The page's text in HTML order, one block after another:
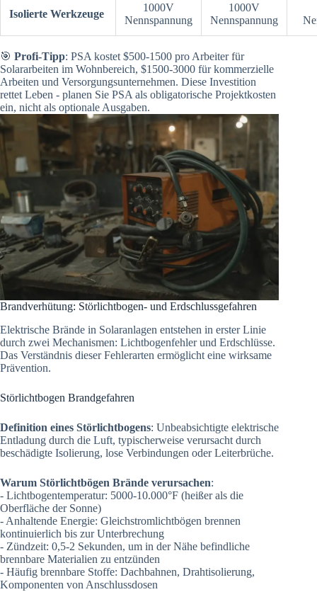
Isolierte Werkzeuge
1000V
Nennspannung
1000V
Nennspannung
🎯 Profi-Tipp: PSA kostet $500-1500 pro Arbeiter für
Solararbeiten im Wohnbereich, $1500-3000 für kommerzielle
Arbeiten und Versorgungsunternehmen. Diese Investition
rettet Leben - planen Sie PSA als obligatorische Projektkosten
ein, nicht als optionale Ausgaben.
Brandverhütung: Störlichtbogen- und Erdschlussgefahren
Elektrische Brände in Solaranlagen entstehen in erster Linie
durch zwei Mechanismen: Lichtbogenfehler und Erdschlüsse.
Das Verständnis dieser Fehlerarten ermöglicht eine wirksame
Prävention.
Störlichtbogen Brandgefahren
Definition eines Störlichtbogens: Unbeabsichtigte elektrische
Entladung durch die Luft, typischerweise verursacht durch
beschädigte Isolierung, lose Verbindungen oder Leiterbrüche.
Warum Störlichtbögen Brände verursachen:
- Lichtbogentemperatur: 5000-10.000°F (heißer als die
Oberfläche der Sonne)
- Anhaltende Energie: Gleichstromlichtbögen brennen
kontinuierlich bis zur Unterbrechung
- Zündzeit: 0,5-2 Sekunden, um in der Nähe befindliche
brennbare Materialien zu entzünden
- Häufig brennbare Stoffe: Dachbahnen, Drahtisolierung,
Komponenten von Anschlussdosen